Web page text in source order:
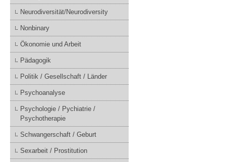
Neurodiversität/Neurodiversity
Nonbinary
Ökonomie und Arbeit
Pädagogik
Politik / Gesellschaft / Länder
Psychoanalyse
Psychologie / Pychiatrie /
Psychotherapie
Schwangerschaft / Geburt
Sexarbeit / Prostitution